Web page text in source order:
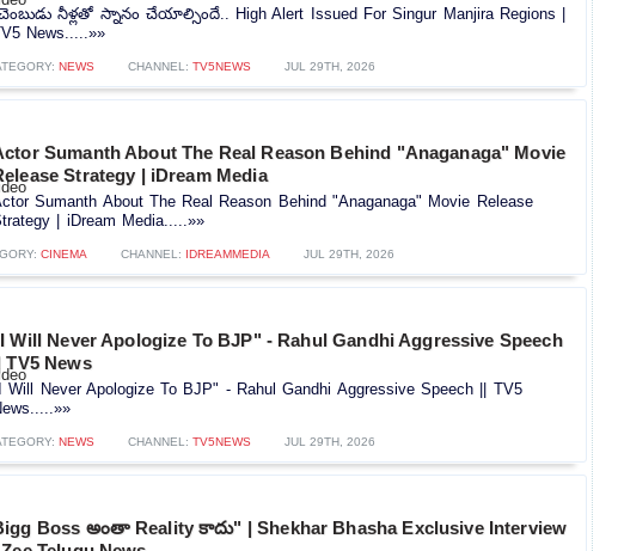
నీళ్లతో స్నానం చేయాల్సిందే.. High Alert Issued For Singur Manjira Regions |
News.....»»
NEWS CHANNEL: TV5NEWS JUL 29TH, 2026
Sumanth About The Real Reason Behind "Anaganaga" Movie
Strategy | iDream Media
Sumanth About The Real Reason Behind "Anaganaga" Movie Release
| iDream Media.....»»
CINEMA CHANNEL: IDREAMMEDIA JUL 29TH, 2026
Will Never Apologize To BJP" - Rahul Gandhi Aggressive Speech
TV5 News
Will Never Apologize To BJP" - Rahul Gandhi Aggressive Speech || TV5
NEWS CHANNEL: TV5NEWS JUL 29TH, 2026
Boss అంతా Reality కాదు" | Shekhar Bhasha Exclusive Interview